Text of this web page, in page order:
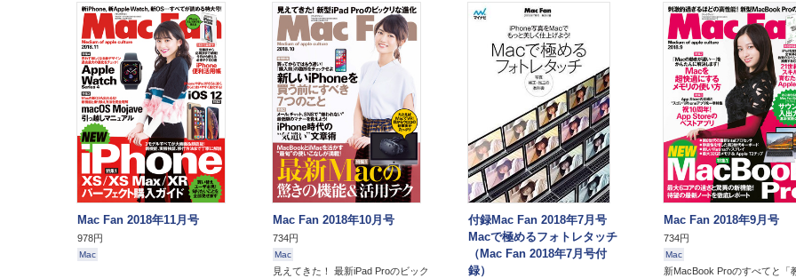
Mac Fan 2018年11月号
978円
Mac
Mac Fan 2018年10月号
734円
Mac
見えてきた！ 最新iPad Proのビック
付録Mac Fan 2018年7月号
Macで極めるフォトレタッチ
（Mac Fan 2018年7月号付
録）
Mac Fan 2018年9月号
734円
Mac
新MacBook Proのすべてと「